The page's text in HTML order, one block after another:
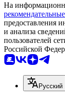
На
предоставления
и анализа
пользователей
Российской
Русский